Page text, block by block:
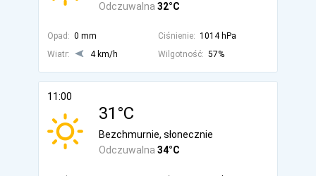
Odczuwalna 32°C
Opad: 0 mm Ciśnienie: 1014 hPa
Wiatr:
4 km/h Wilgotność: 57%
11:00
31°C
Odczuwalna 34°C
Bezchmurnie, słonecznie